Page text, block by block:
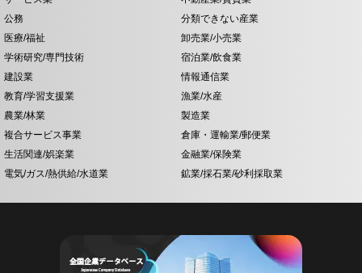
公務
分類できない産業
医療/福祉
卸売業/小売業
学術研究/専門技術
宿泊業/飲食業
建設業
情報通信業
教育/学習支援業
漁業/水産
農業/林業
製造業
複合サービス事業
倉庫・運輸業/郵便業
生活関連/娯楽業
金融業/保険業
電気/ガス/熱供給/水道業
鉱業/採石業/砂利採取業